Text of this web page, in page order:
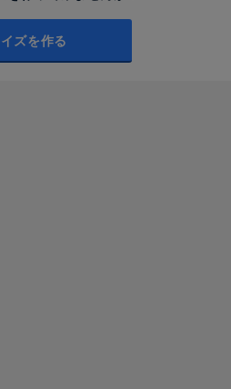
ズを作る